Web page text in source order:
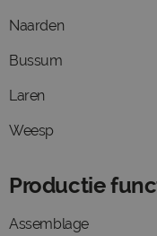
Naarden
Bussum
Laren
Weesp
Productie
Assemblage